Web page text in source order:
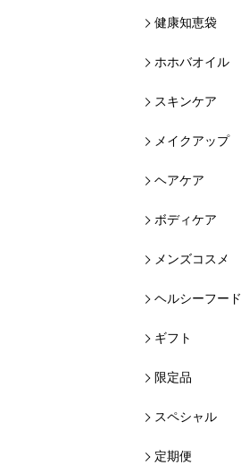
健康知恵袋
ホホバオイル
スキンケア
メイクアップ
ヘアケア
ボディケア
メンズコスメ
ヘルシーフード
ギフト
限定品
スペシャル
定期便